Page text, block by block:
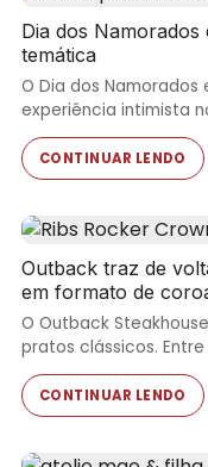
Dia dos
temática
O Dia dos
experiência intimista
CONTINUAR LENDO
Outback traz de
em formato de
O Outback
pratos clássicos.
CONTINUAR LENDO